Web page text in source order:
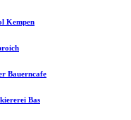
Kempen
Bauerncafe
Bas